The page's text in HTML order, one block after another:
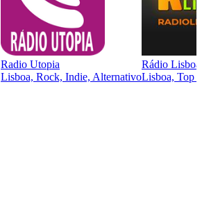
Radio Utopia
Lisboa, Rock, Indie, Alternativo
Rádio Lisboa
Lisboa, Top